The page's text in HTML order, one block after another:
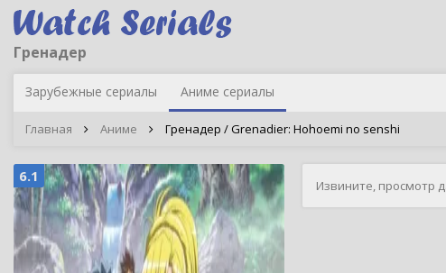
Гренадер
Зарубежные сериалы Аниме сериалы
Главная Аниме Гренадер / Grenadier: Hohoemi no senshi
6.1
Извините, просмотр